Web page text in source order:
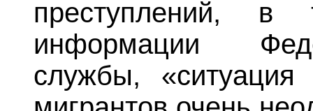
преступлений,
информации
службы,